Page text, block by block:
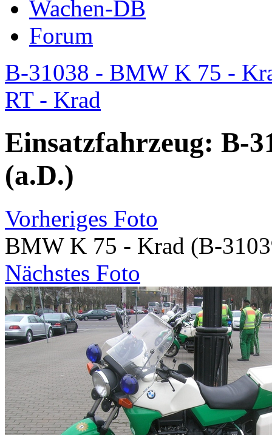
Wachen-DB
Forum
B-31038 - BMW K 75 -
RT - Krad
Einsatzfahrzeug: B-
(a.D.)
Vorheriges Foto
BMW K 75 - Krad (B-
Nächstes Foto